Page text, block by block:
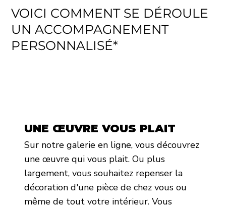
VOICI COMMENT SE DÉROULE
UN ACCOMPAGNEMENT
PERSONNALISÉ*
UNE ŒUVRE VOUS PLAIT
Sur notre galerie en ligne, vous découvrez
une œuvre qui vous plait. Ou plus
largement, vous souhaitez repenser la
décoration d'une pièce de chez vous ou
même de tout votre intérieur. Vous